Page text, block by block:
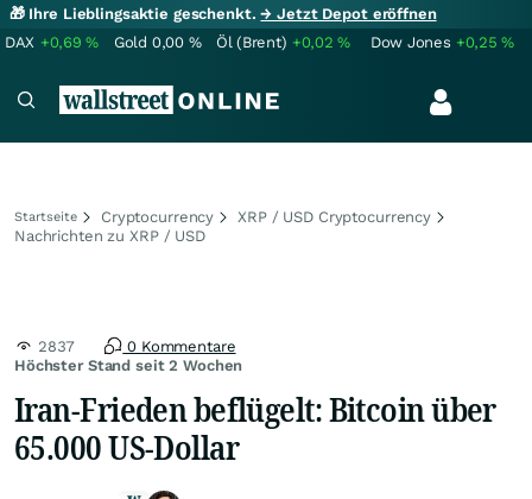
🎁 Ihre Lieblingsaktie geschenkt.→ Jetzt Depot eröffnen
DAX +0,69% Gold 0,00 % Öl (Brent) +0,02% Dow Jones +0,25%
Startseite Cryptocurrency
XRP / USD Cryptocurrency
Nachrichten zu XRP / USD
Höchster Stand seit 2 Wochen
2837 0 Kommentare
Iran-Frieden beflügelt: Bitcoin über
65.000 US-Dollar